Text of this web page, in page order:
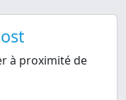
à proximité de